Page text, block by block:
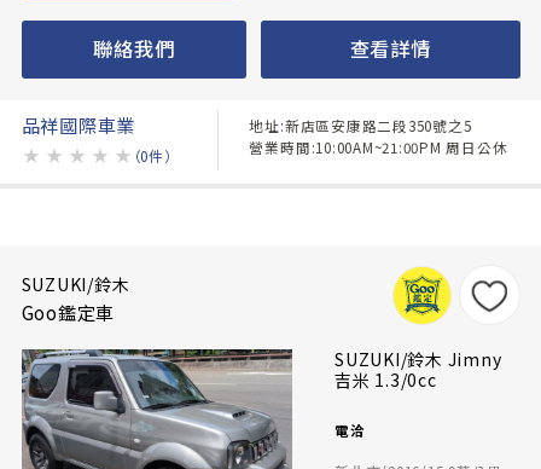
聯絡我們 查看詳情
品祥國際車業
★ ★ ★ ★ ★ （0件）
地址:新店區安康路二段350號之5
營業時間:10:00AM~21:00PM 周日公休
SUZUKI/鈴木
Goo鑑定車
SUZUKI/鈴木 Jimny
吉米 1.3/0cc
電洽